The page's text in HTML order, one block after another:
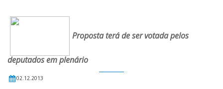
Proposta terá de ser votada pelos
deputados em plenário
02.12.2013